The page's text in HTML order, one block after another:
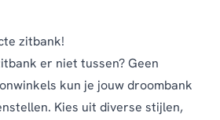
zitbank!
er niet tussen? Geen
kun je jouw droombank
Kies uit diverse stijlen,